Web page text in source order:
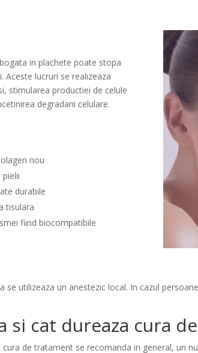
in plachete poate stopa
Aceste lucruri se realizeaza
stimularea productiei de celule
degradarii celulare.
nou
durabile
tisulara
fiind biocompatibile
se utilizeaza un anestezic local. In cazul
si cat dureaza cura
de tratament se recomanda in general, un